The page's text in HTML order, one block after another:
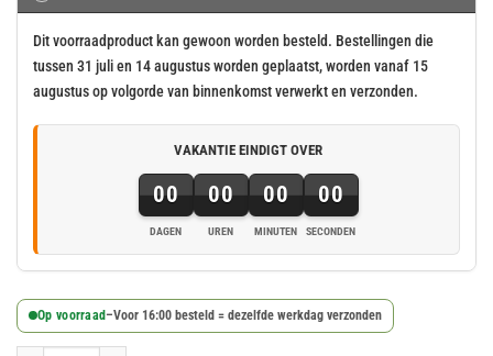
Dit voorraadproduct kan gewoon worden besteld. Bestellingen die
tussen 31 juli en 14 augustus worden geplaatst, worden vanaf 15
augustus op volgorde van binnenkomst verwerkt en verzonden.
VAKANTIE EINDIGT OVER
00
DAGEN
00
UREN
00
MINUTEN
00
SECONDEN
Op voorraad–Voor 16:00 besteld = dezelfde werkdag verzonden